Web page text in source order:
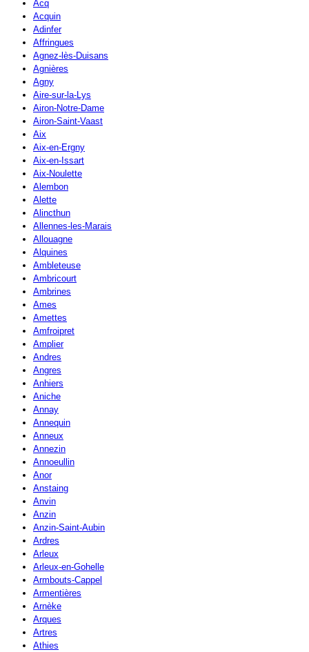
Acq
Acquin
Adinfer
Affringues
Agnez-lès-Duisans
Agnières
Agny
Aire-sur-la-Lys
Airon-Notre-Dame
Airon-Saint-Vaast
Aix
Aix-en-Ergny
Aix-en-Issart
Aix-Noulette
Alembon
Alette
Alincthun
Allennes-les-Marais
Allouagne
Alquines
Ambleteuse
Ambricourt
Ambrines
Ames
Amettes
Amfroipret
Amplier
Andres
Angres
Anhiers
Aniche
Annay
Annequin
Anneux
Annezin
Annoeullin
Anor
Anstaing
Anvin
Anzin
Anzin-Saint-Aubin
Ardres
Arleux
Arleux-en-Gohelle
Armbouts-Cappel
Armentières
Arnèke
Arques
Artres
Athies